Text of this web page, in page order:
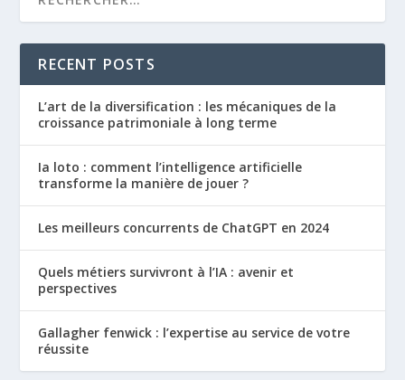
RECENT POSTS
L’art de la diversification : les mécaniques de la
croissance patrimoniale à long terme
Ia loto : comment l’intelligence artificielle
transforme la manière de jouer ?
Les meilleurs concurrents de ChatGPT en 2024
Quels métiers survivront à l’IA : avenir et
perspectives
Gallagher fenwick : l’expertise au service de votre
réussite